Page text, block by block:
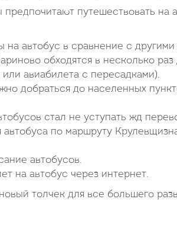
путешествовать на
на автобус в сравнение с
обходятся в несколько
авиабилета с пересадками).
добраться до населенных
стал не уступать жд
автобуса по маршруту
автобусов.
на автобус через интернет.
толчек для все большего